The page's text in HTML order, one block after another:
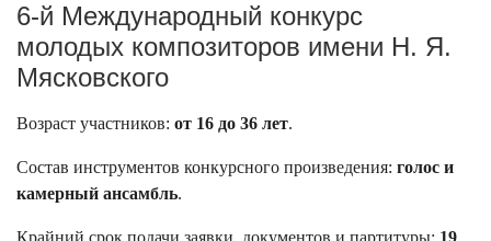
6-й Международный конкурс
молодых композиторов имени Н. Я.
Мясковского
Возраст участников: от 16 до 36 лет.
Состав инструментов конкурсного произведения: голос и
камерный ансамбль.
Крайний срок подачи заявки, документов и партитуры: 19